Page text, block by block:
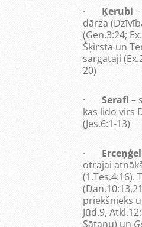
· Ķerubi
dārza
(Gen.3:24;
Šķirsta un
sargātāji
20)
· Serafi –
kas lido virs
(Jes.6:1-13)
·
otrajai
(1.Tes.4:16).
priekšnieks
Jūd.9,
Sātanu) un